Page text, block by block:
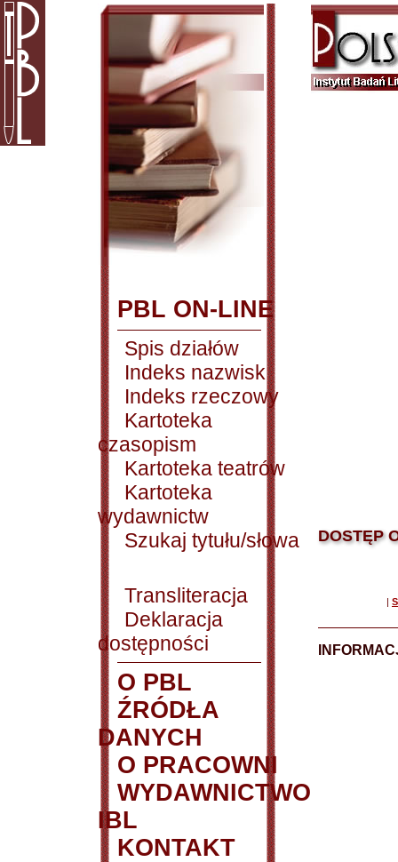
PBL ON-LINE
Spis działów
Indeks nazwisk
Indeks rzeczowy
Kartoteka
czasopism
Kartoteka teatrów
Kartoteka
wydawnictw
Szukaj tytułu/słowa
Transliteracja
Deklaracja
dostępności
O PBL
ŹRÓDŁA
DANYCH
O PRACOWNI
WYDAWNICTWO
IBL
KONTAKT
DOSTĘP
|